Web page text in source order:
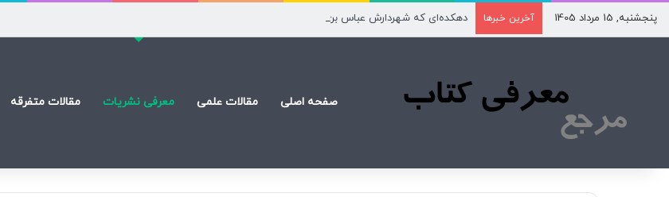
پنجشنبه, 15 مرداد 1405 آخرین خبرها دهکده‌ای که شهردارش عباس بن علی(ع) است
صفحه اصلی مقالات علمی معرفی نشریات مقالات متفرقه